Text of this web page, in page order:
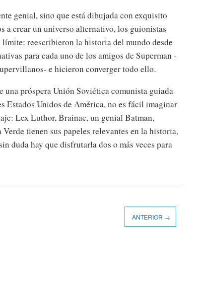
genial, sino que está dibujada con exquisito
a crear un universo alternativo, los guionistas
reescribieron la historia del mundo desde
para cada uno de los amigos de Superman -
e hicieron converger todo ello.
una próspera Unión Soviética comunista guiada
Estados Unidos de América, no es fácil imaginar
Lex Luthor, Brainac, un genial Batman,
tienen sus papeles relevantes en la historia,
duda hay que disfrutarla dos o más veces para
ANTERIOR →